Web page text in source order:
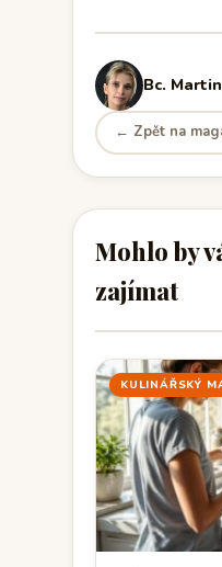
Bc.
← Zpět na
Mohlo by
zajímat
KULINÁŘSKÝ